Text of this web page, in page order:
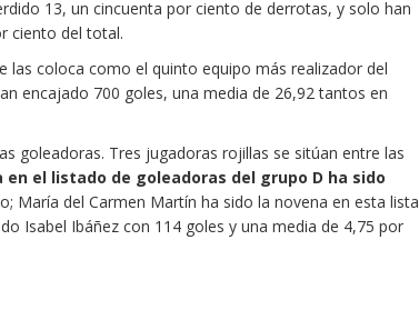
13, un cincuenta por ciento de derrotas, y solo han
ciento del total.
las coloca como el quinto equipo más realizador del
encajado 700 goles, una media de 26,92 tantos en
goleadoras. Tres jugadoras rojillas se sitúan entre las
en el listado de goleadoras del grupo D ha sido
María del Carmen Martín ha sido la novena en esta lista
Isabel Ibáñez con 114 goles y una media de 4,75 por